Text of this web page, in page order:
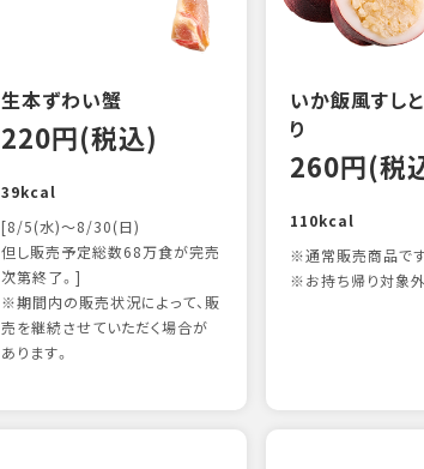
生本ずわい蟹
220円(税込)
39kcal
[8/5(水)～8/30(日)
但し販売予定総数68万食が完売
次第終了。]
※期間内の販売状況によって、販
売を継続させていただく場合が
あります。
いか飯風すし
り
260円(税
110kcal
※通常販売商品です
※お持ち帰り対象外